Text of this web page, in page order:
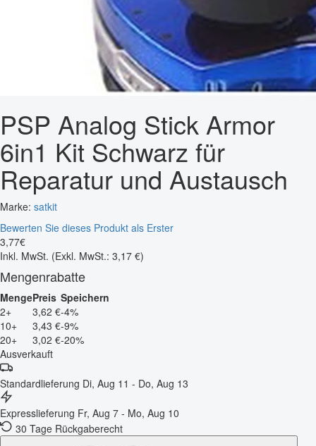
PSP Analog Stick Armor
6in1 Kit Schwarz für
Reparatur und Austausch
Marke: satkit
Bewerten Sie dieses Produkt als Erster
3,77€
Inkl. MwSt. (Exkl. MwSt.: 3,17 €)
Mengenrabatte
MengePreis Speichern
2+
3,62 €-4%
10+
3,43 €-9%
20+
3,02 €-20%
Ausverkauft
Standardlieferung Di, Aug 11 - Do, Aug 13
Expresslieferung Fr, Aug 7 - Mo, Aug 10
30 Tage Rückgaberecht